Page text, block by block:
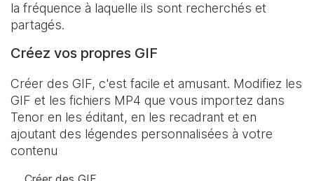
la fréquence à laquelle ils sont recherchés et
partagés.
Créez vos propres GIF
Créer des GIF, c'est facile et amusant. Modifiez les
GIF et les fichiers MP4 que vous importez dans
Tenor en les éditant, en les recadrant et en
ajoutant des légendes personnalisées à votre
contenu